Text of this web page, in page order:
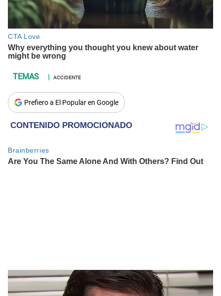
ACCIDENTE
Prefiero a El Popular en Google